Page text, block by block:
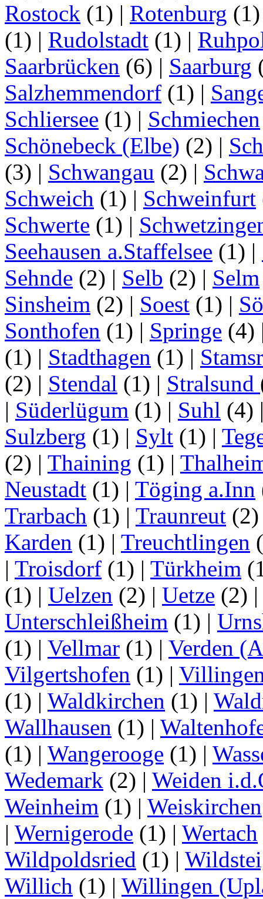
Rostock (1) | Rotenburg
(1) | Rudolstadt (1) |
Saarbrücken (6) | Saarburg
Salzhemmendorf (1) |
Schliersee (1) | Schmiechen
Schönebeck (Elbe) (2) |
(3) | Schwangau (2) |
Schweich (1) | Schweinfurt
Schwerte (1) |
Seehausen a.Staffelsee (1) |
Sehnde (2) | Selb (2) | Selm
Sinsheim (2) | Soest (1) |
Sonthofen (1) | Springe (4)
(1) | Stadthagen (1) |
(2) | Stendal (1) | Stralsund
| Süderlügum (1) | Suhl (4)
Sulzberg (1) | Sylt (1) |
(2) | Thaining (1) |
Neustadt (1) | Töging a.Inn
Trarbach (1) | Traunreut
Karden (1) | Treuchtlingen
| Troisdorf (1) | Türkheim
(1) | Uelzen (2) | Uetze (2)
Unterschleißheim (1) |
(1) | Vellmar (1) | Verden
Vilgertshofen (1) |
(1) | Waldkirchen (1) |
Wallhausen (1) |
(1) | Wangerooge (1) |
Wedemark (2) | Weiden
Weinheim (1) | Weiskirchen
| Wernigerode (1) | Wertach
Wildpoldsried (1) |
Willich (1) | Willingen